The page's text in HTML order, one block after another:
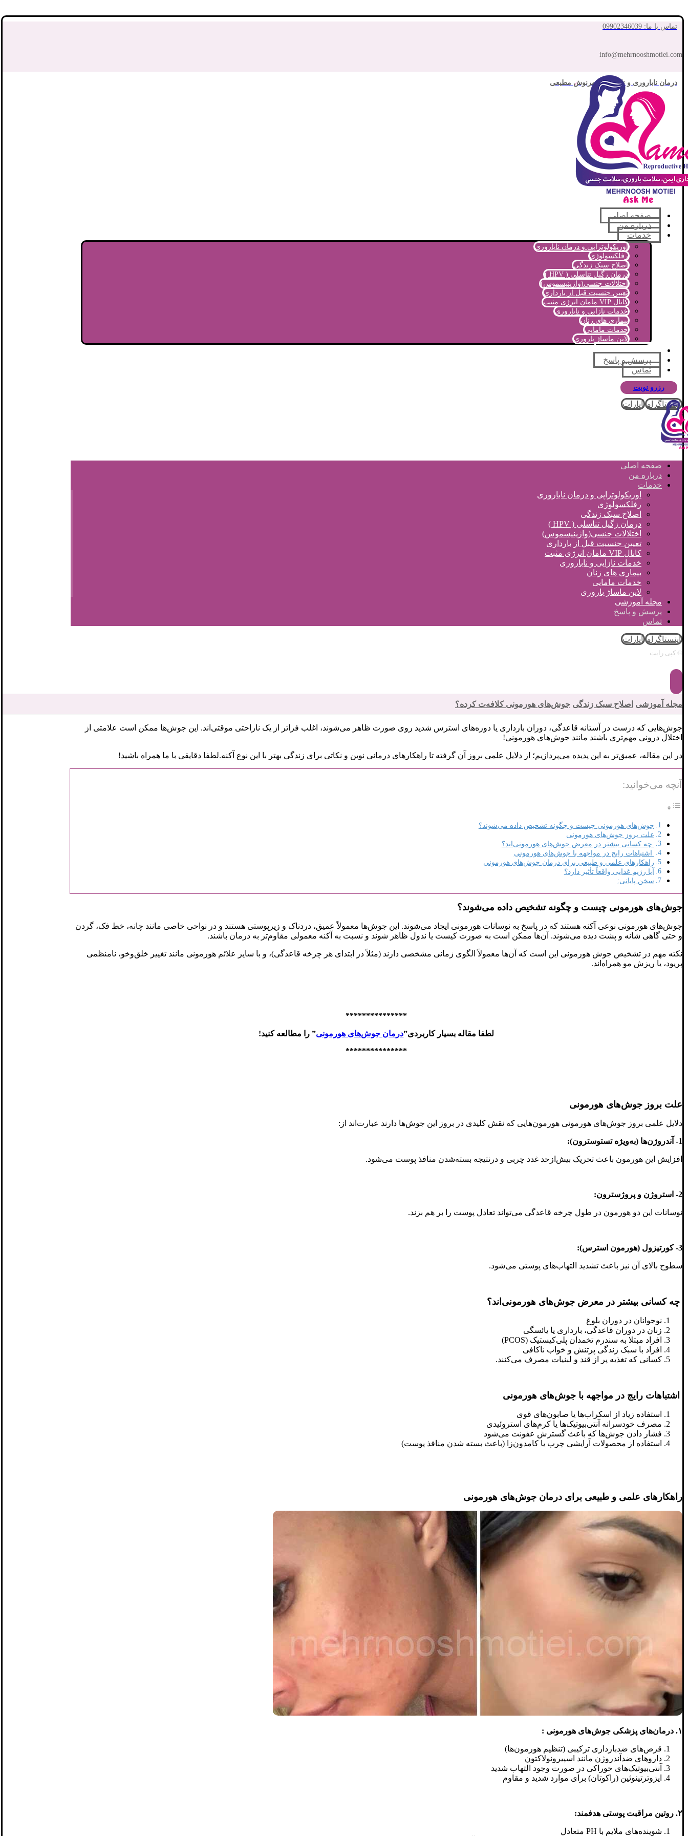
تماس با ما: 09902346039
info@mehrnooshmotiei.com
درمان ناباروری و نازایی با مهرنوش مطیعی
صفحه اصلی
درباره من
خدمات
اوریکولوتراپی و درمان ناباروری
رفلکسولوژی
اصلاح سبک زندگی
درمان زگیل تناسلی ( HPV )
اختلالات جنسی(واژینیسموس)
تعیین جنسیت قبل از بارداری
کانال VIP مامان انرژی مثبت
خدمات نازایی و ناباروری
بیماری های زنان
خدمات مامایی
لاین ماساژ باروری
مجله آموزشی
پرسش و پاسخ
تماس
رزرو نوبت
اینستاگرام آپارات
صفحه اصلی
درباره من
خدمات
اوریکولوتراپی و درمان ناباروری
رفلکسولوژی
اصلاح سبک زندگی
درمان زگیل تناسلی ( HPV )
اختلالات جنسی(واژینیسموس)
تعیین جنسیت قبل از بارداری
کانال VIP مامان انرژی مثبت
خدمات نازایی و ناباروری
بیماری های زنان
خدمات مامایی
لاین ماساژ باروری
مجله آموزشی
پرسش و پاسخ
تماس
اینستاگرام آپارات
© کپی رایت
مجله آموزشی اصلاح سبک زندگی جوش‌های هورمونی کلافه‌ت کرده؟
جوش‌هایی که درست در آستانه قاعدگی، دوران بارداری یا دوره‌های استرس شدید روی صورت ظاهر می‌شوند، اغلب فراتر از یک ناراحتی موقتی‌اند. این جوش‌ها ممکن است علامتی از
اختلال درونی مهم‌تری باشند مانند جوش‌های هورمونی!
در این مقاله، عمیق‌تر به این پدیده می‌پردازیم؛ از دلایل علمی بروز آن گرفته تا راهکارهای درمانی نوین و نکاتی برای زندگی بهتر با این نوع آکنه.لطفا دقایقی با ما همراه باشید!
آنچه می‌خوانید:
جوش‌های هورمونی چیست و چگونه تشخیص داده می‌شوند؟
علت بروز جوش‌های هورمونی
چه کسانی بیشتر در معرض جوش‌های هورمونی‌اند؟
اشتباهات رایج در مواجهه با جوش‌های هورمونی
راهکارهای علمی و طبیعی برای درمان جوش‌های هورمونی
آیا رژیم غذایی واقعاً تأثیر دارد؟
سخن پایانی:
جوش‌های هورمونی چیست و چگونه تشخیص داده می‌شوند؟
جوش‌های هورمونی نوعی آکنه هستند که در پاسخ به نوسانات هورمونی ایجاد می‌شوند. این جوش‌ها معمولاً عمیق، دردناک و زیرپوستی هستند و در نواحی خاصی مانند چانه، خط فک، گردن
و حتی گاهی شانه و پشت دیده می‌شوند. آن‌ها ممکن است به صورت کیست یا ندول ظاهر شوند و نسبت به آکنه معمولی مقاوم‌تر به درمان باشند.
نکته مهم در تشخیص جوش هورمونی این است که آن‌ها معمولاً الگوی زمانی مشخصی دارند (مثلاً در ابتدای هر چرخه قاعدگی)، و با سایر علائم هورمونی مانند تغییر خلق‌وخو، نامنظمی
پریود، یا ریزش مو همراه‌اند.
***************
لطفا مقاله بسیار کاربردی”درمان جوش‌های هورمونی” را مطالعه کنید!
***************
علت بروز جوش‌های هورمونی
دلایل علمی بروز جوش‌های هورمونی هورمون‌هایی که نقش کلیدی در بروز این جوش‌ها دارند عبارت‌اند از:
1- آندروژن‌ها (به‌ویژه تستوسترون):
افزایش این هورمون باعث تحریک بیش‌ازحد غدد چربی و درنتیجه بسته‌شدن منافذ پوست می‌شود.
2- استروژن و پروژسترون:
نوسانات این دو هورمون در طول چرخه قاعدگی می‌تواند تعادل پوست را بر هم بزند.
3- کورتیزول (هورمون استرس):
سطوح بالای آن نیز باعث تشدید التهاب‌های پوستی می‌شود.
چه کسانی بیشتر در معرض جوش‌های هورمونی‌اند؟
نوجوانان در دوران بلوغ
زنان در دوران قاعدگی، بارداری یا یائسگی
افراد مبتلا به سندرم تخمدان پلی‌کیستیک (PCOS)
افراد با سبک زندگی پرتنش و خواب ناکافی
کسانی که تغذیه پر از قند و لبنیات مصرف می‌کنند.
اشتباهات رایج در مواجهه با جوش‌های هورمونی
استفاده زیاد از اسکراب‌ها یا صابون‌های قوی
مصرف خودسرانه آنتی‌بیوتیک‌ها یا کرم‌های استروئیدی
فشار دادن جوش‌ها که باعث گسترش عفونت می‌شود
استفاده از محصولات آرایشی چرب یا کامدون‌زا (باعث بسته شدن منافذ پوست)
راهکارهای علمی و طبیعی برای درمان جوش‌های هورمونی
۱. درمان‌های پزشکی جوش‌های هورمونی :
قرص‌های ضدبارداری ترکیبی (تنظیم هورمون‌ها)
داروهای ضدآندروژن مانند اسپیرونولاکتون
آنتی‌بیوتیک‌های خوراکی در صورت وجود التهاب شدید
ایزوترتینوئین (راکوتان) برای موارد شدید و مقاوم
۲. روتین مراقبت پوستی هدفمند:
شوینده‌های ملایم با PH متعادل